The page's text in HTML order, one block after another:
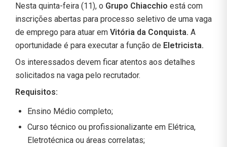
Nesta quinta-feira (11), o Grupo Chiacchio está com
inscrições abertas para processo seletivo de uma vaga
de emprego para atuar em Vitória da Conquista. A
oportunidade é para executar a função de Eletricista.
Os interessados devem ficar atentos aos detalhes
solicitados na vaga pelo recrutador.
Requisitos:
Ensino Médio completo;
Curso técnico ou profissionalizante em Elétrica,
Eletrotécnica ou áreas correlatas;